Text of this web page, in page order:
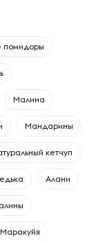
помидоры
Малина
Мандарины
кетчуп
Алани
Маракуйя